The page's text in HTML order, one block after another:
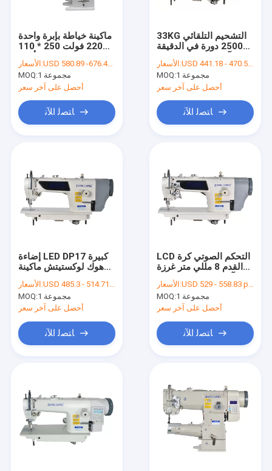
حول بنا
اتصل بنا
ماكينة خياطة بإبرة واحدة
220 فولت 250 * 110
مللي متر بسكين أيسر
الأسعار:USD 580.89 -676.48 per set
MOQ:
1 مجموعة
أحصل على آخر سعر
ﺎﺘﺼﻟ ﺍﻶﻧ
33KG التشحيم التلقائي
2500 دورة في الدقيقة
آلة الخياطة مدفوعة
بالكمبيوتر
الأسعار:USD 441.18 - 470.58 per set
MOQ:
1 مجموعة
أحصل على آخر سعر
ﺎﺘﺼﻟ ﺍﻶﻧ
إضاءة LED DP17 كبيرة
هوك لوكستيتش ماكينة
خياطة
الأسعار:USD 485.3 - 514.71 per set
MOQ:
1 مجموعة
أحصل على آخر سعر
ﺎﺘﺼﻟ ﺍﻶﻧ
LCD التحكم الصوتي كرة
القدم 8 مللي متر غرزة
آلة خياطة إبرة واحدة
الأسعار:USD 529 - 558.83 per set
MOQ:
1 مجموعة
أحصل على آخر سعر
ﺎﺘﺼﻟ ﺍﻶﻧ